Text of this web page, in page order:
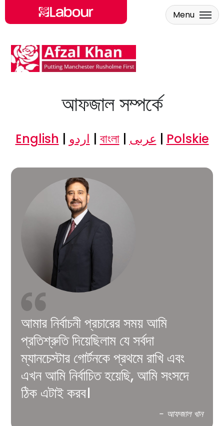
Skip to main content
Menu
আফজাল সম্পর্কে
English اردو বাংলা| عربى Polskie
আমার নির্বাচনী প্রচারের সময় আমি
প্রতিশ্রুতি দিয়েছিলাম যে সর্বদা
ম্যানচেস্টার গোর্টনকে প্রথমে রাখি এবং
এখন আমি নির্বাচিত হয়েছি, আমি সংসদে
ঠিক এটাই করব।
- আফজাল খান